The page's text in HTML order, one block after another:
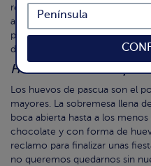
realmente deliciosas.
aceite, suave y limpio y ya
para compartir con tus seres
dulces que te llenarán de
Huevos de Pascua
Los huevos de pascua son el
mayores. La sobremesa llena
boca abierta hasta a los
chocolate y con forma de
reclamo para finalizar unas
no queremos quedarnos sin